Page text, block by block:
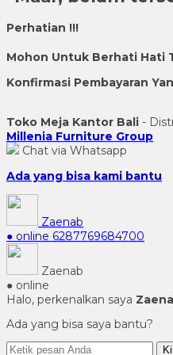
Perhatian !!!
Mohon Untuk Berhati Hati
Konfirmasi Pembayaran
Toko Meja Kantor Bali -
Millenia Furniture Group
Chat via Whatsapp
Ada yang bisa kami bantu
Zaenab
● online 6287769684700
Zaenab
● online
Halo, perkenalkan saya
Ada yang bisa saya bantu?